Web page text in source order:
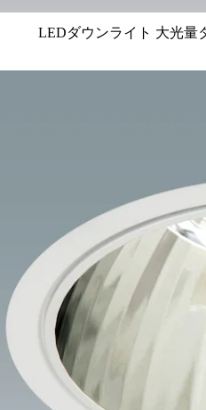
LEDダウンライト 大光量